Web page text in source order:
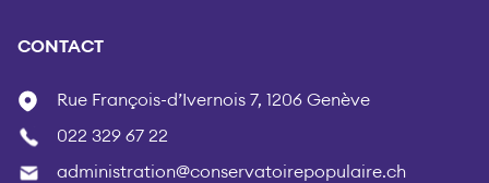
CONTACT
Rue François-d’Ivernois 7, 1206 Genève
022 329 67 22
administration@conservatoirepopulaire.ch